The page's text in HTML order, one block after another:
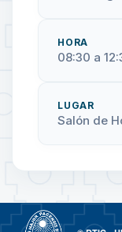
HORA
08:30 a
LUGAR
Salón de